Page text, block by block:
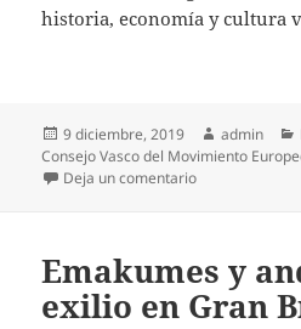
historia, economía y cultura
Publicado
el
9 diciembre, 2019 Autor
admin
Consejo Vasco del Movimiento
Deja un comentarioen
Emakumes y
exilio en Gran